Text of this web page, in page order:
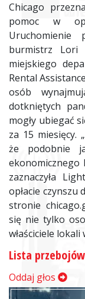
Chicago
pomoc w
Uruchomienie
burmistrz Lori
miejskiego
Rental
osób
dotkniętych
mogły ubiegać
za 15 miesięcy.
że podobnie
ekonomicznego
zaznaczyła
opłacie czynszu
stronie
się nie tylko
właściciele
Lista przebojów
Oddaj głos